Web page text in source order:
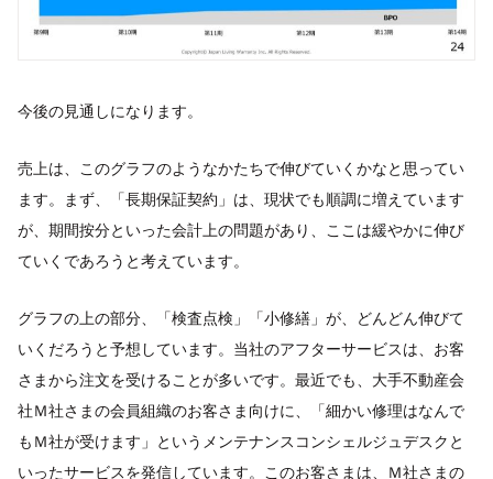
今後の見通しになります。
売上は、このグラフのようなかたちで伸びていくかなと思ってい
ます。まず、「長期保証契約」は、現状でも順調に増えています
が、期間按分といった会計上の問題があり、ここは緩やかに伸び
ていくであろうと考えています。
グラフの上の部分、「検査点検」「小修繕」が、どんどん伸びて
いくだろうと予想しています。当社のアフターサービスは、お客
さまから注文を受けることが多いです。最近でも、大手不動産会
社Ｍ社さまの会員組織のお客さま向けに、「細かい修理はなんで
もＭ社が受けます」というメンテナンスコンシェルジュデスクと
いったサービスを発信しています。このお客さまは、Ｍ社さまの